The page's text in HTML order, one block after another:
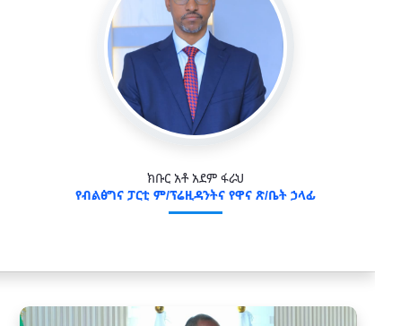
ክቡር አቶ አደም ፋራህ
የብልፅግና ፓርቲ ም/ፕሬዚዳንትና የዋና ጽ/ቤት ኃላፊ